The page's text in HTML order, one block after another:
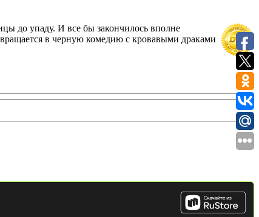
до упаду. И все бы закончилось вполне
в черную комедию с кровавыми драками